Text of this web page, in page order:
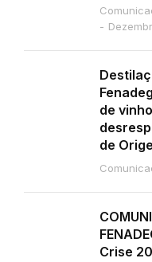
de
de
Crise